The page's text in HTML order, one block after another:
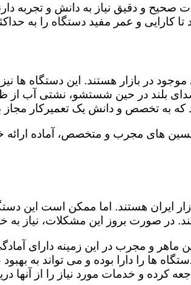
صحیح و دقیق نیاز به دانش و تجربه
و عمر مفید دستگاه را به
در بازار هستند. این دستگاه ها
بلند در حین شستشو، نشتی آب از
به تخصص و دانش یک تعمیرکار مجاز
های مجرب و متخصص، آماده
ایران هستند. اما ممکن است این
در صورت بروز این مشکلات، نیاز به
و مجرب در این زمینه دارای
ها را دارا بوده و می تواند به
کرده و خدمات مورد نیاز را از آنها